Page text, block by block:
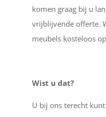
komen graag bij u
vrijblijvende offerte.
meubels kosteloos
Wist u dat?
U bij ons terecht